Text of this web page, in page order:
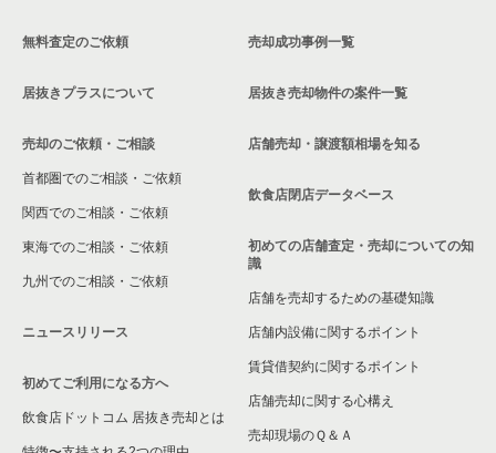
無料査定のご依頼
居抜きプラスについて
売却のご依頼・ご相談
首都圏でのご相談・ご依頼
関西でのご相談・ご依頼
東海でのご相談・ご依頼
九州でのご相談・ご依頼
ニュースリリース
初めてご利用になる方へ
飲食店ドットコム 居抜き売却とは
売却成功事例一覧
居抜き売却物件の案件一覧
店舗売却・譲渡額相場を知る
飲食店閉店データベース
初めての店舗査定・売却についての知
識
店舗を売却するための基礎知識
店舗内設備に関するポイント
賃貸借契約に関するポイント
店舗売却に関する心構え
売却現場のＱ＆Ａ